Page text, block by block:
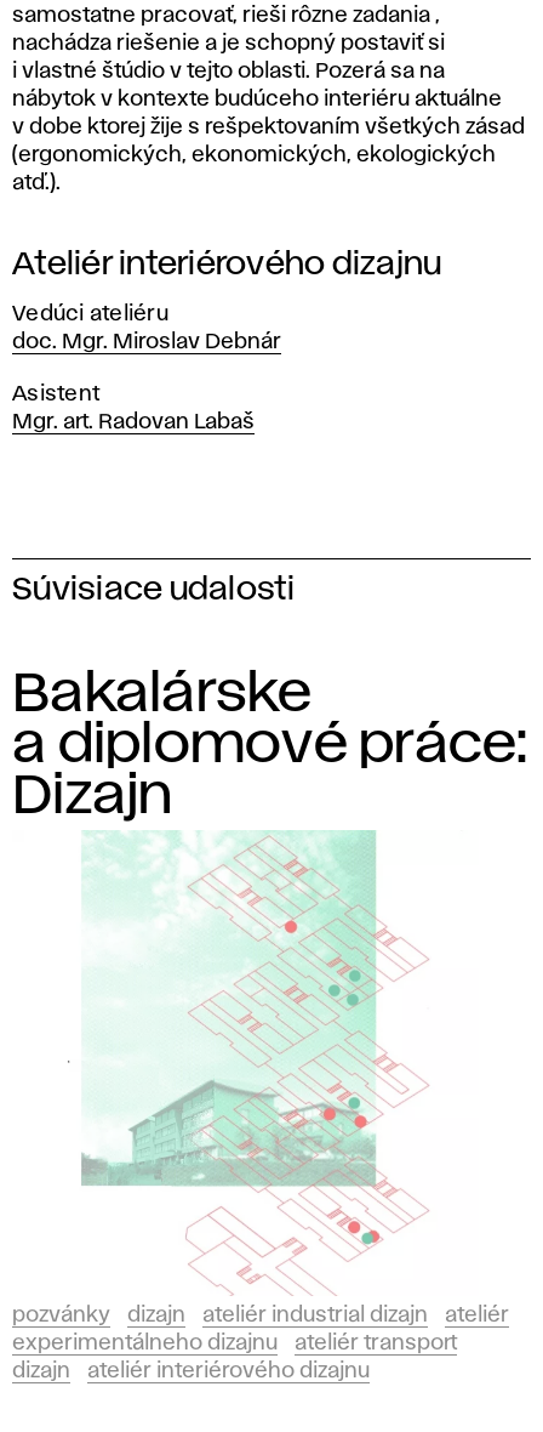
samostatne pracovať, rieši rôzne zadania ,
nachádza riešenie a je schopný postaviť si
i vlastné štúdio v tejto oblasti. Pozerá sa na
nábytok v kontexte budúceho interiéru aktuálne
v dobe ktorej žije s rešpektovaním všetkých zásad
(ergonomických, ekonomických, ekologických
atď.).
Ateliér interiérového dizajnu
Vedúci ateliéru
doc. Mgr. Miroslav Debnár
Asistent
Mgr. art. Radovan Labaš
Súvisiace udalosti
Bakalárske
a diplomové práce:
Dizajn
pozvánky dizajn ateliér industrial dizajn
ateliér
experimentálneho dizajnu
ateliér transport
dizajn
ateliér interiérového dizajnu